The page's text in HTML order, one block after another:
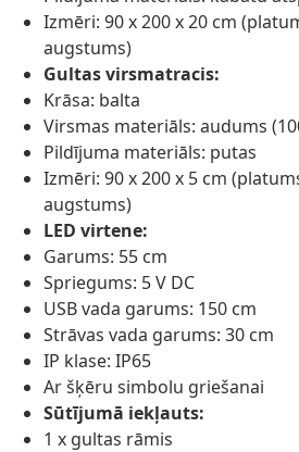
Izmēri: 90 x 200 x 20 cm
augstums)
Gultas virsmatracis:
Krāsa: balta
Virsmas materiāls: audums
Pildījuma materiāls: putas
Izmēri: 90 x 200 x 5 cm
augstums)
LED virtene:
Garums: 55 cm
Spriegums: 5 V DC
USB vada garums: 150 cm
Strāvas vada garums: 30 cm
IP klase: IP65
Ar šķēru simbolu griešanai
Sūtījumā iekļauts:
1 x gultas rāmis